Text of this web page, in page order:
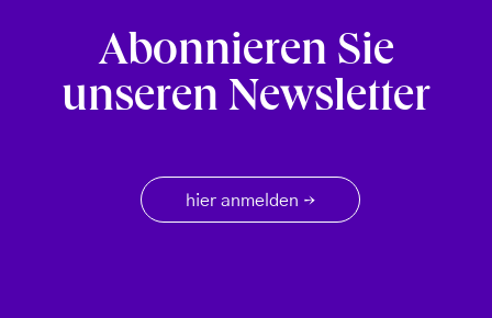
Abonnieren Sie
unseren Newsletter
hier anmelden →